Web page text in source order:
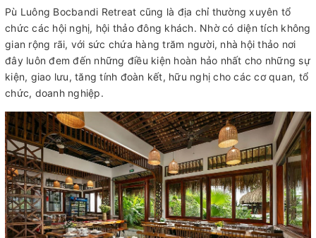
Pù Luông Bocbandi Retreat cũng là địa chỉ thường xuyên tổ
chức các hội nghị, hội thảo đông khách. Nhờ có diện tích không
gian rộng rãi, với sức chứa hàng trăm người, nhà hội thảo nơi
đây luôn đem đến những điều kiện hoàn hảo nhất cho những sự
kiện, giao lưu, tăng tính đoàn kết, hữu nghị cho các cơ quan, tổ
chức, doanh nghiệp.